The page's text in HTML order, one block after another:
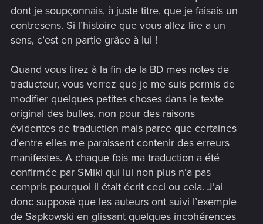
dont je soupçonnais, à juste titre, que je faisais un
contresens. Si l’histoire que vous allez lire a un
sens, c’est en partie grâce à lui !
Quand vous lirez à la fin de la BD mes notes de
traducteur, vous verrez que je me suis permis de
modifier quelques petites choses dans le texte
original des bulles, non pour des raisons
évidentes de traduction mais parce que certaines
d’entre elles me paraissent contenir des erreurs
manifestes. A chaque fois ma traduction a été
confirmée par SMiki qui lui non plus n’a pas
compris pourquoi il était écrit ceci ou cela. J’ai
donc supposé que les auteurs ont suivi l’exemple
de Sapkowski en glissant quelques incohérences